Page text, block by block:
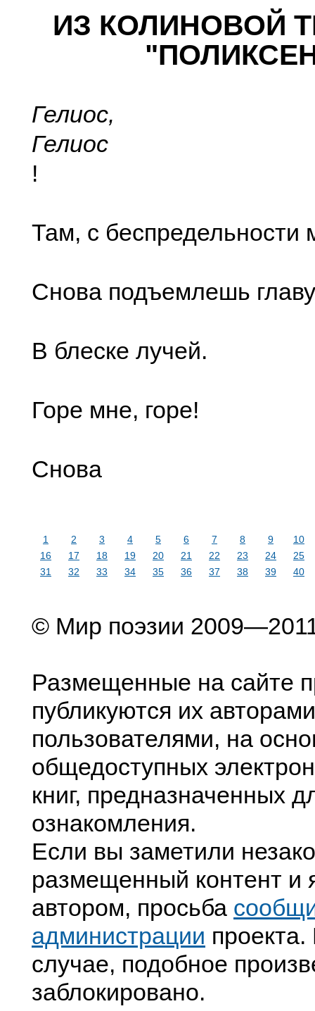
ИЗ КОЛИНОВОЙ
Гелиос,
Гелиос
!
Там, с беспредельности
Снова подъемлешь главу
В блеске лучей.
Горе мне, горе!
Снова
1 2 3 4 5 6 7 8 9
10
16
17 18 19 20 21 22 23 24
25
31
32 33 34 35 36 37 38 39 40
© Мир поэзии
Размещенные на сайте
публикуются их
пользователями, на
общедоступных
книг, предназначенных
ознакомления.
Если вы заметили
размещенный контент и
автором, просьба
администрации
случае, подобное
заблокировано.